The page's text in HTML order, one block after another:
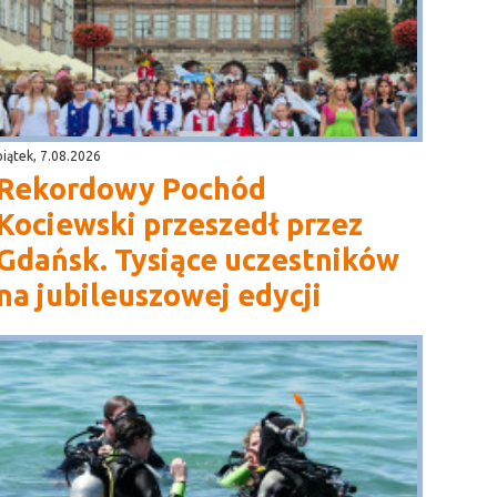
7.08.2026
Pochód
przeszedł przez
Tysiące uczestników
jubileuszowej edycji